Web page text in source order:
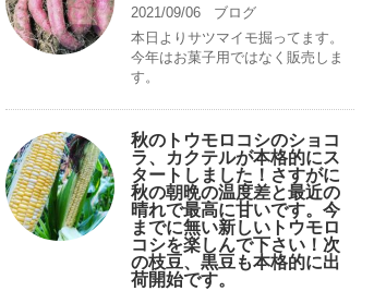
2021/09/06
ブログ
本日よりサツマイモ掘ってます。
今年はお菓子用ではなく販売しま
す。
秋のトウモロコシのショコ
ラ、カクテルが本格的にス
タートしました！さすがに
秋の朝晩の温度差と最近の
晴れで最高に甘いです。今
までに無い新しいトウモロ
コシを楽しんで下さい！次
の枝豆、黒豆も本格的に出
荷開始です。